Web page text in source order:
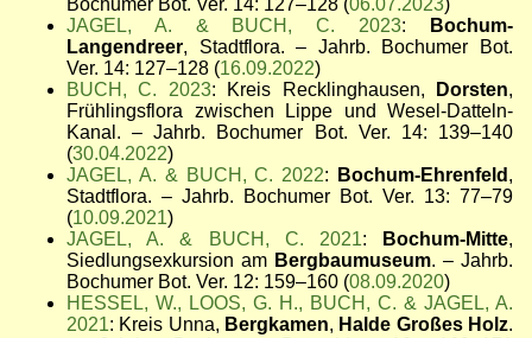
JAGEL, A. & BUCH, C. 2023:
Bochum-
Langendreer, Stadtflora. – Jahrb. Bochumer Bot.
Ver. 14: 127–128 (16.09.2022)
BUCH, C. 2023: Kreis Recklinghausen, Dorsten,
Frühlingsflora zwischen Lippe und Wesel-Datteln-
Kanal. – Jahrb. Bochumer Bot. Ver. 14: 139–140
(30.04.2022)
JAGEL, A. & BUCH, C. 2022: Bochum-Ehrenfeld ,
Stadtflora. – Jahrb. Bochumer Bot. Ver. 13: 77–79
(10.09.2021)
JAGEL, A. & BUCH, C. 2021: Bochum-Mitte,
Siedlungsexkursion am Bergbaumuseum. – Jahrb.
Bochumer Bot. Ver. 12: 159–160 (08.09.2020)
HESSEL, W., LOOS, G. H., BUCH, C. & JAGEL, A.
2021: Kreis Unna, Bergkamen, Halde Großes Holz.